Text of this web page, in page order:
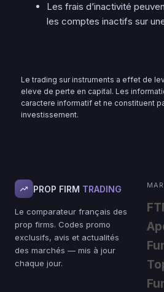
Les frais d’inactivité
les comptes inactifs sur
Le trading sur instruments a effet de
eleve de perte en capital. Les
caractere informatif et ne constituent
investissement.
PROP FIRM TRADING
Le comparateur français des
prop firms. Codes promo
exclusifs, avis et actualités
des marchés — mis à jour
chaque jour.